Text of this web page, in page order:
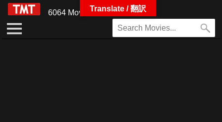
6064 MoviesTranslate / 翻訳